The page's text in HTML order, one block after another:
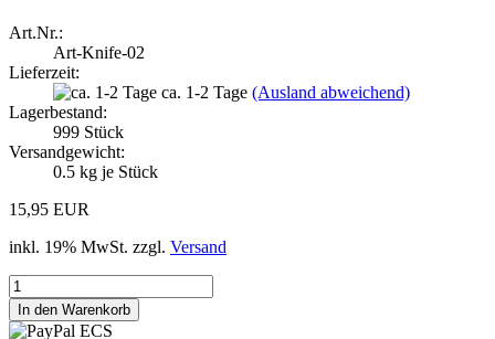
Art.Nr.:
Art-Knife-02
Lieferzeit:
ca. 1-2 Tage (Ausland abweichend)
Lagerbestand:
999 Stück
Versandgewicht:
0.5 kg je Stück
15,95 EUR
inkl. 19% MwSt. zzgl. Versand